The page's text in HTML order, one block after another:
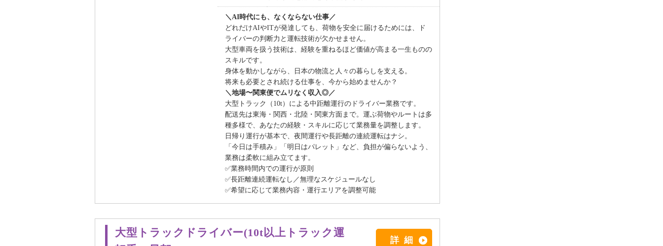
＼AI時代にも、なくならない仕事／
どれだけAIやITが発達しても、荷物を安全に届けるためには、ド
ライバーの判断力と運転技術が欠かせません。
大型車両を扱う技術は、経験を重ねるほど価値が高まる一生ものの
スキルです。
身体を動かしながら、日本の物流と人々の暮らしを支える。
将来も必要とされ続ける仕事を、今から始めませんか？
＼地場〜関東便でムリなく収入◎／
大型トラック（10t）による中距離運行のドライバー業務です。
配送先は東海・関西・北陸・関東方面まで。運ぶ荷物やルートは多
種多様で、あなたの経験・スキルに応じて業務量を調整します。
日帰り運行が基本で、夜間運行や長距離の連続運転はナシ。
「今日は手積み」「明日はパレット」など、負担が偏らないよう、
業務は柔軟に組み立てます。
✅業務時間内での運行が原則
✅長距離連続運転なし／無理なスケジュールなし
✅希望に応じて業務内容・運行エリアを調整可能
大型トラックドライバー(10t以上トラック運
詳細